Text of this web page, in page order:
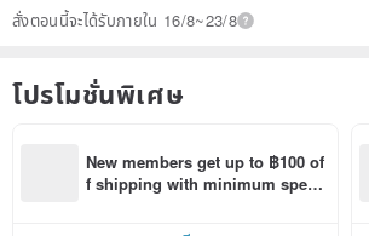
สั่งตอนนี้จะได้รับภายใน 16/8~23/8
โปรโมชั่นพิเศษ
New members get up to ฿100 of
f shipping with minimum spen